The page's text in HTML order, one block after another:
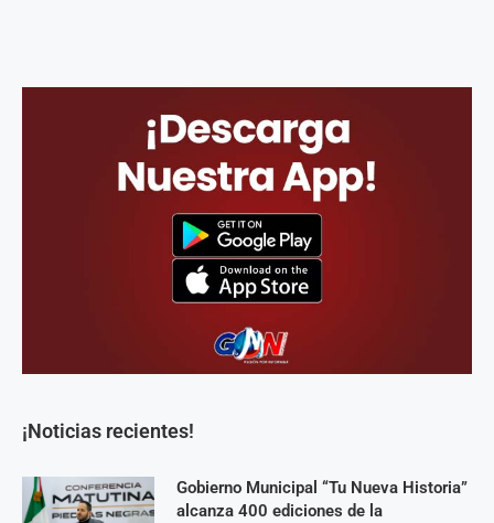
¡Noticias recientes!
Gobierno Municipal “Tu Nueva Historia”
alcanza 400 ediciones de la